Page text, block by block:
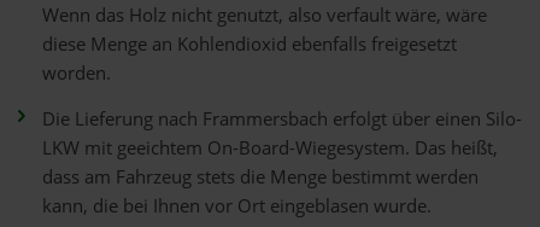
Wenn das Holz nicht genutzt, also verfault wäre, wäre
diese Menge an Kohlendioxid ebenfalls freigesetzt
worden.
Die Lieferung nach Frammersbach erfolgt über einen Silo-
LKW mit geeichtem On-Board-Wiegesystem. Das heißt,
dass am Fahrzeug stets die Menge bestimmt werden
kann, die bei Ihnen vor Ort eingeblasen wurde.